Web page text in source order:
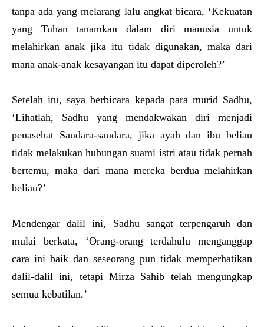
tanpa ada yang melarang lalu angkat bicara, ‘Kekuatan
yang Tuhan tanamkan dalam diri manusia untuk
melahirkan anak jika itu tidak digunakan, maka dari
mana anak-anak kesayangan itu dapat diperoleh?’
Setelah itu, saya berbicara kepada para murid Sadhu,
‘Lihatlah, Sadhu yang mendakwakan diri menjadi
penasehat Saudara-saudara, jika ayah dan ibu beliau
tidak melakukan hubungan suami istri atau tidak pernah
bertemu, maka dari mana mereka berdua melahirkan
beliau?’
Mendengar dalil ini, Sadhu sangat terpengaruh dan
mulai berkata, ‘Orang-orang terdahulu menganggap
cara ini baik dan seseorang pun tidak memperhatikan
dalil-dalil ini, tetapi Mirza Sahib telah mengungkap
semua kebatilan.’